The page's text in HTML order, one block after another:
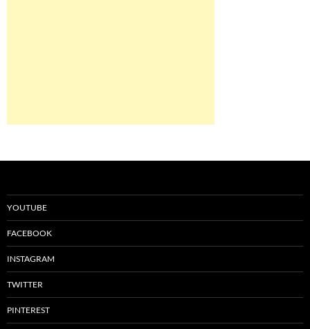
YOUTUBE
FACEBOOK
INSTAGRAM
TWITTER
PINTEREST